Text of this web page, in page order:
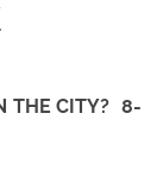
THE CITY? 8-